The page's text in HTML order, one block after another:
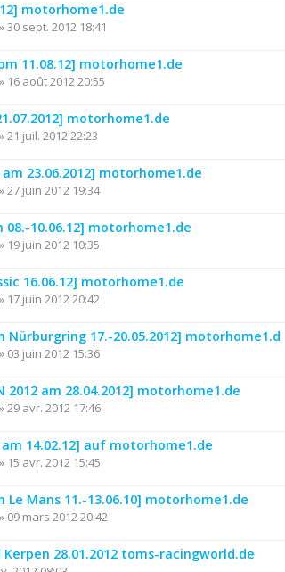
motorhome1.de
» 30 sept. 2012 18:41
11.08.12] motorhome1.de
» 16 août 2012 20:55
motorhome1.de
» 21 juil. 2012 22:23
am 23.06.2012] motorhome1.de
» 27 juin 2012 19:34
08.-10.06.12] motorhome1.de
» 19 juin 2012 10:35
16.06.12] motorhome1.de
» 17 juin 2012 20:42
Nürburgring 17.-20.05.2012] motorhome1.d
» 03 juin 2012 15:36
2012 am 28.04.2012] motorhome1.de
» 29 avr. 2012 17:46
am 14.02.12] auf motorhome1.de
» 15 avr. 2012 15:45
Le Mans 11.-13.06.10] motorhome1.de
» 09 mars 2012 20:42
28.01.2012 toms-racingworld.de